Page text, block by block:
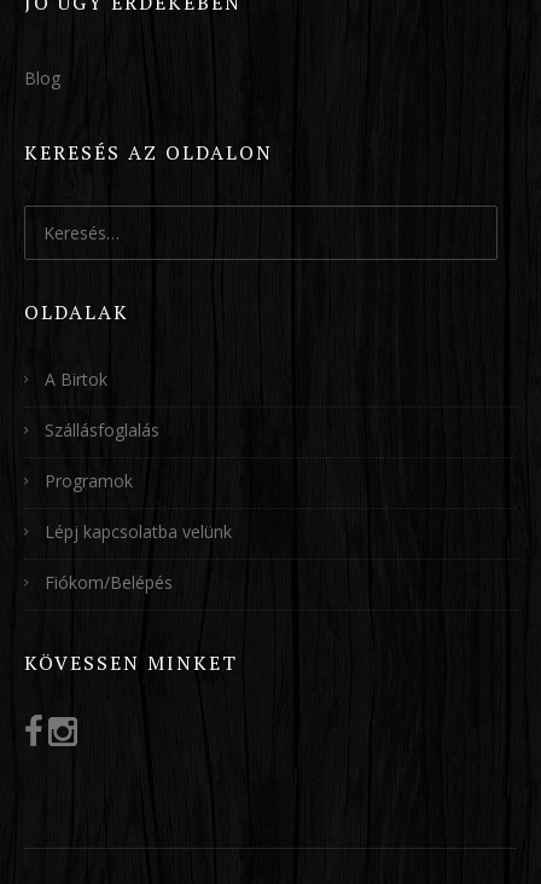
Blog
KERESÉS AZ OLDALON
OLDALAK
A Birtok
Szállásfoglalás
Programok
Lépj kapcsolatba velünk
Fiókom/Belépés
KÖVESSEN MINKET